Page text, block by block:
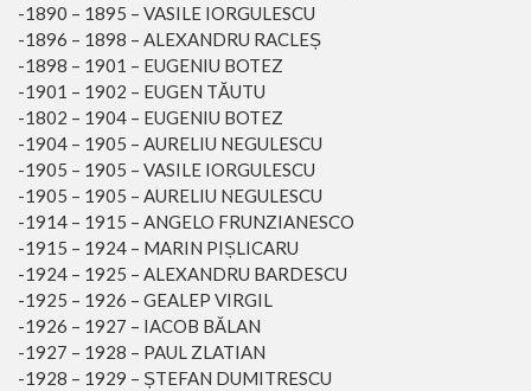
-1890 – 1895 – VASILE IORGULESCU
-1896 – 1898 – ALEXANDRU RACLEȘ
-1898 – 1901 – EUGENIU BOTEZ
-1901 – 1902 – EUGEN TĂUTU
-1802 – 1904 – EUGENIU BOTEZ
-1904 – 1905 – AURELIU NEGULESCU
-1905 – 1905 – VASILE IORGULESCU
-1905 – 1905 – AURELIU NEGULESCU
-1914 – 1915 – ANGELO FRUNZIANESCO
-1915 – 1924 – MARIN PIȘLICARU
-1924 – 1925 – ALEXANDRU BARDESCU
-1925 – 1926 – GEALEP VIRGIL
-1926 – 1927 – IACOB BĂLAN
-1927 – 1928 – PAUL ZLATIAN
-1928 – 1929 – ȘTEFAN DUMITRESCU